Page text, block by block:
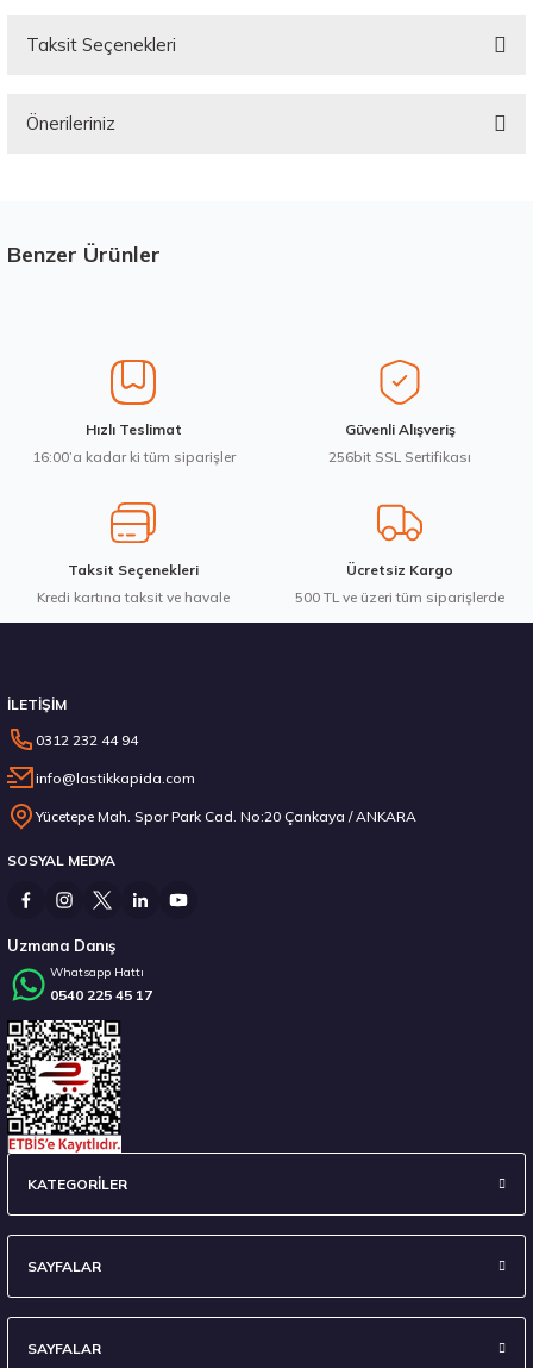
Taksit Seçenekleri
Önerileriniz
Görüş ve önerileriniz için teşekkür ederiz.
Ürün bilgilerinde hatalar bulunuyor.
Ürün fiyatı diğer sitelerden daha pahalı.
Bu ürüne benzer farklı alternatifler olmalı.
Benzer Ürünler
Waterfall 215/50R17 95W XL Unique UHP Yaz 2026
14.267,00 ₺
Stokta 12 Adet
Hızlı Teslimat
16:00’a kadar ki tüm siparişler
Güvenli Alışveriş
256bit SSL Sertifikası
Taksit Seçenekleri
Kredi kartına taksit ve havale
Ücretsiz Kargo
500 TL ve üzeri tüm siparişlerde
İLETİŞİM
0312 232 44 94
info@lastikkapida.com
Yücetepe Mah. Spor Park Cad. No:20 Çankaya / ANKARA
SOSYAL MEDYA
Uzmana Danış
Whatsapp Hattı
0540 225 45 17
KATEGORİLER
SAYFALAR
SAYFALAR